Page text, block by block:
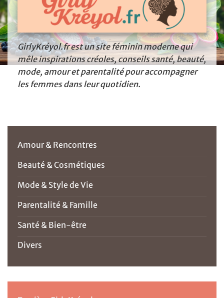
GirlyKréyol.fr est un site féminin moderne qui
mêle inspirations créoles, conseils santé, beauté,
mode, amour et parentalité pour accompagner
les femmes dans leur quotidien.
Amour & Rencontres
Beauté & Cosmétiques
Mode & Style de Vie
Parentalité & Famille
Santé & Bien-être
Divers